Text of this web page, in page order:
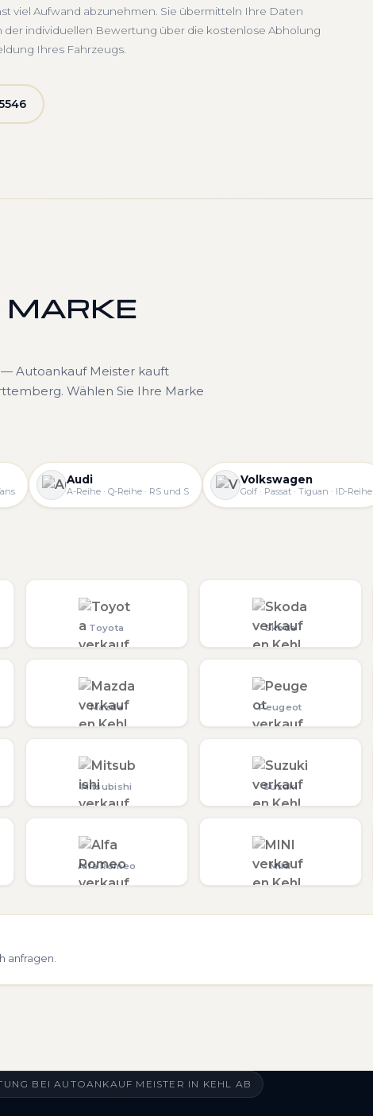
viel Aufwand abzunehmen. Sie übermitteln Ihre Daten
individuellen Bewertung über die kostenlose Abholung
Ihres Fahrzeugs.
MARKE
Autoankauf Meister kauft
Wählen Sie Ihre Marke
Audi
A-Reihe · Q-Reihe · RS und S
Volkswagen
Golf · Passat · Tiguan · ID-Reihe
Toyota Skoda
Mazda Peugeot
Mitsubishi Suzuki
Alfa Romeo MINI
anfragen.
BEI AUTOANKAUF MEISTER IN KEHL AB